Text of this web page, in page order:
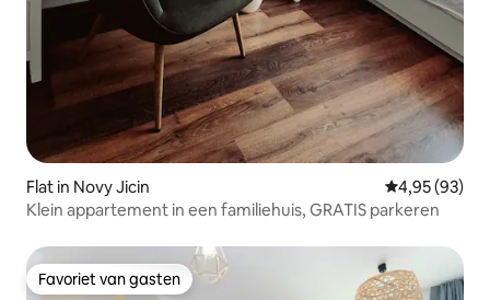
Flat in Novy Jicin Gemiddelde
4,95 (93)
Klein appartement in een familiehuis, GRATIS parkeren
Favoriet van gasten
Favoriet van gasten